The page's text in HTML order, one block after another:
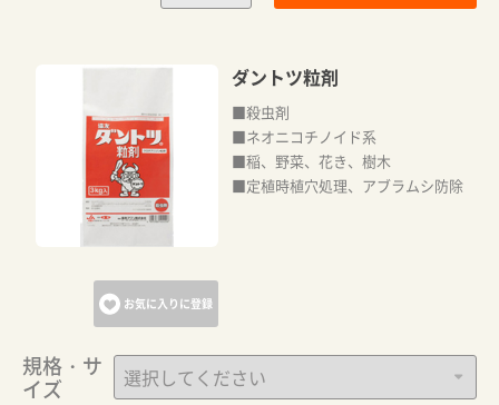
お気に入りに登録
ダントツ粒剤
■殺虫剤
■ネオニコチノイド系
■稲、野菜、花き、樹木
■定植時植穴処理、アブラムシ防除
規格・サ
イズ